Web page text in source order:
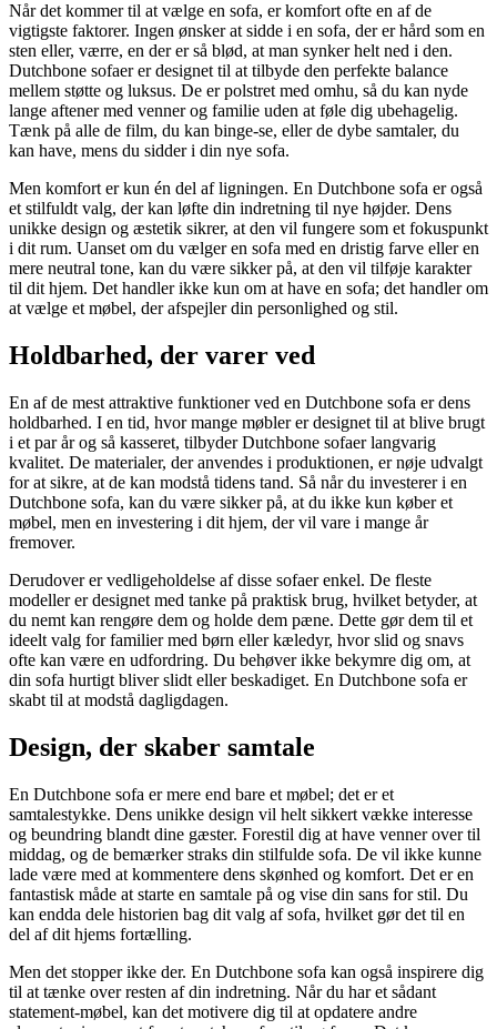
Når det kommer til at vælge en sofa, er komfort ofte en af de
vigtigste faktorer. Ingen ønsker at sidde i en sofa, der er hård som en
sten eller, værre, en der er så blød, at man synker helt ned i den.
Dutchbone sofaer er designet til at tilbyde den perfekte balance
mellem støtte og luksus. De er polstret med omhu, så du kan nyde
lange aftener med venner og familie uden at føle dig ubehagelig.
Tænk på alle de film, du kan binge-se, eller de dybe samtaler, du
kan have, mens du sidder i din nye sofa.
Men komfort er kun én del af ligningen. En Dutchbone sofa er også
et stilfuldt valg, der kan løfte din indretning til nye højder. Dens
unikke design og æstetik sikrer, at den vil fungere som et fokuspunkt
i dit rum. Uanset om du vælger en sofa med en dristig farve eller en
mere neutral tone, kan du være sikker på, at den vil tilføje karakter
til dit hjem. Det handler ikke kun om at have en sofa; det handler om
at vælge et møbel, der afspejler din personlighed og stil.
Holdbarhed, der varer ved
En af de mest attraktive funktioner ved en Dutchbone sofa er dens
holdbarhed. I en tid, hvor mange møbler er designet til at blive brugt
i et par år og så kasseret, tilbyder Dutchbone sofaer langvarig
kvalitet. De materialer, der anvendes i produktionen, er nøje udvalgt
for at sikre, at de kan modstå tidens tand. Så når du investerer i en
Dutchbone sofa, kan du være sikker på, at du ikke kun køber et
møbel, men en investering i dit hjem, der vil vare i mange år
fremover.
Derudover er vedligeholdelse af disse sofaer enkel. De fleste
modeller er designet med tanke på praktisk brug, hvilket betyder, at
du nemt kan rengøre dem og holde dem pæne. Dette gør dem til et
ideelt valg for familier med børn eller kæledyr, hvor slid og snavs
ofte kan være en udfordring. Du behøver ikke bekymre dig om, at
din sofa hurtigt bliver slidt eller beskadiget. En Dutchbone sofa er
skabt til at modstå dagligdagen.
Design, der skaber samtale
En Dutchbone sofa er mere end bare et møbel; det er et
samtalestykke. Dens unikke design vil helt sikkert vække interesse
og beundring blandt dine gæster. Forestil dig at have venner over til
middag, og de bemærker straks din stilfulde sofa. De vil ikke kunne
lade være med at kommentere dens skønhed og komfort. Det er en
fantastisk måde at starte en samtale på og vise din sans for stil. Du
kan endda dele historien bag dit valg af sofa, hvilket gør det til en
del af dit hjems fortælling.
Men det stopper ikke der. En Dutchbone sofa kan også inspirere dig
til at tænke over resten af din indretning. Når du har et sådant
statement-møbel, kan det motivere dig til at opdatere andre